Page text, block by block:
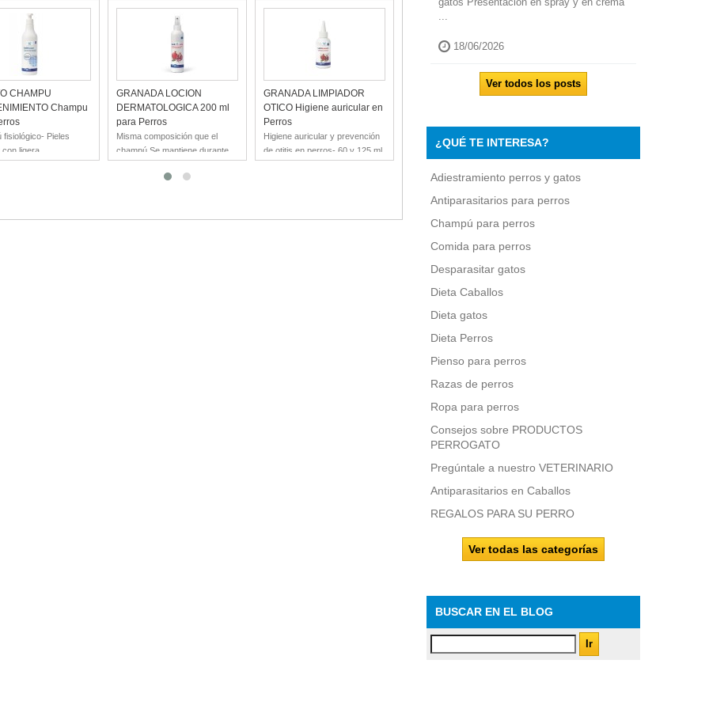
CHAMPU
Champu
fisiológico- Pieles
ligera
GRANADA LOCION
DERMATOLOGICA 200 ml
para Perros
Misma composición que el
champú Se mantiene durante
GRANADA LIMPIADOR
OTICO Higiene auricular en
Perros
Higiene auricular y prevención
de otitis en perros- 60 y 125 ml
GRANADA CREMA
Facilita su aplicación en zonas
de difícil acceso- Efecto
GRANADA CHAMPU USO
Protecto...
...
18/06/2026
Ver todos los posts
¿QUÉ TE INTERESA?
Adiestramiento perros y gatos
Antiparasitarios para perros
Champú para perros
Comida para perros
Desparasitar gatos
Dieta Caballos
Dieta gatos
Dieta Perros
Pienso para perros
Razas de perros
Ropa para perros
Consejos sobre PRODUCTOS
PERROGATO
Pregúntale a nuestro VETERINARIO
Antiparasitarios en Caballos
REGALOS PARA SU PERRO
Ver todas las categorías
BUSCAR EN EL BLOG